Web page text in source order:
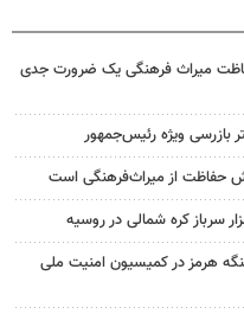
میراث فرهنگی یک ضرورت جدی
بازرسی ویژه رئیس‌جمهور
حفاظت از میراث‌فرهنگی است
هرمز در کمیسیون امنیت ملی